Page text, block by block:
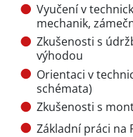
Vyučení v
mechanik,
Zkušenosti s
výhodou
Orientaci v
schémata)
Zkušenosti s
Základní práci na